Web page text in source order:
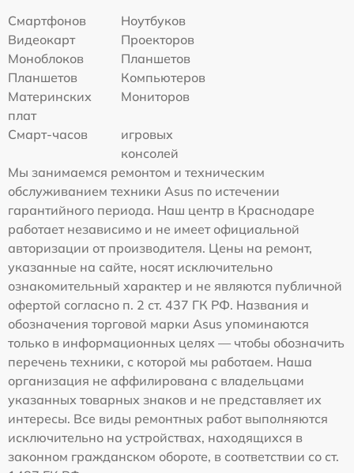
Смартфонов
Ноутбуков
Видеокарт
Проекторов
Моноблоков
Планшетов
Планшетов
Компьютеров
Материнских
плат
Мониторов
Смарт-часов
игровых
консолей
Мы занимаемся ремонтом и техническим
обслуживанием техники Asus по истечении
гарантийного периода. Наш центр в Краснодаре
работает независимо и не имеет официальной
авторизации от производителя. Цены на ремонт,
указанные на сайте, носят исключительно
ознакомительный характер и не являются публичной
офертой согласно п. 2 ст. 437 ГК РФ. Названия и
обозначения торговой марки Asus упоминаются
только в информационных целях — чтобы обозначить
перечень техники, с которой мы работаем. Наша
организация не аффилирована с владельцами
указанных товарных знаков и не представляет их
интересы. Все виды ремонтных работ выполняются
исключительно на устройствах, находящихся в
законном гражданском обороте, в соответствии со ст.